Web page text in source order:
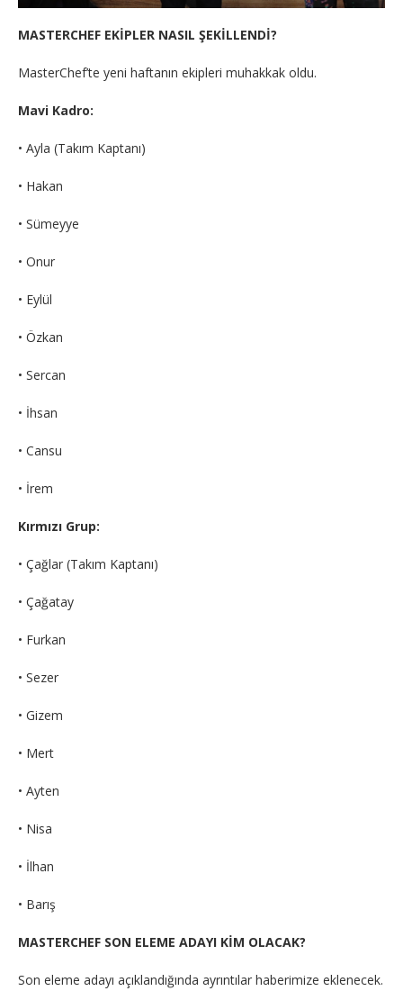
MASTERCHEF EKİPLER NASIL ŞEKİLLENDİ?
MasterChef’te yeni haftanın ekipleri muhakkak oldu.
Mavi Kadro:
• Ayla (Takım Kaptanı)
• Hakan
• Sümeyye
• Onur
• Eylül
• Özkan
• Sercan
• İhsan
• Cansu
• İrem
Kırmızı Grup:
• Çağlar (Takım Kaptanı)
• Çağatay
• Furkan
• Sezer
• Gizem
• Mert
• Ayten
• Nisa
• İlhan
• Barış
MASTERCHEF SON ELEME ADAYI KİM OLACAK?
Son eleme adayı açıklandığında ayrıntılar haberimize eklenecek.